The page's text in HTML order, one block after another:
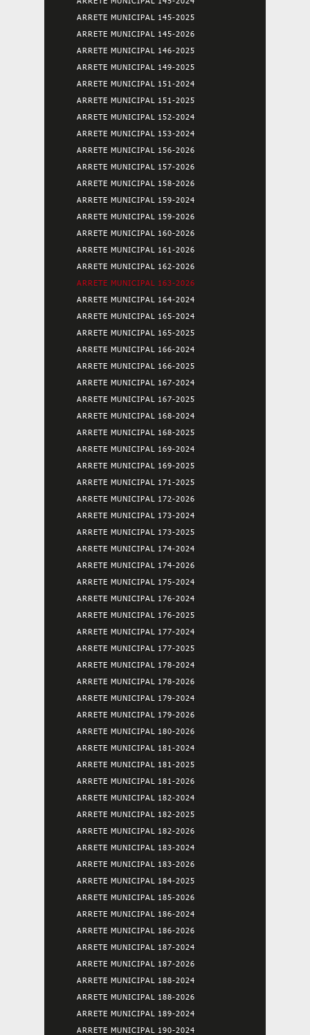
ARRETE MUNICIPAL 145-2025
ARRETE MUNICIPAL 145-2026
ARRETE MUNICIPAL 146-2025
ARRETE MUNICIPAL 149-2025
ARRETE MUNICIPAL 151-2024
ARRETE MUNICIPAL 151-2025
ARRETE MUNICIPAL 152-2024
ARRETE MUNICIPAL 153-2024
ARRETE MUNICIPAL 156-2026
ARRETE MUNICIPAL 157-2026
ARRETE MUNICIPAL 158-2026
ARRETE MUNICIPAL 159-2024
ARRETE MUNICIPAL 159-2026
ARRETE MUNICIPAL 160-2026
ARRETE MUNICIPAL 161-2026
ARRETE MUNICIPAL 162-2026
ARRETE MUNICIPAL 163-2026
ARRETE MUNICIPAL 164-2024
ARRETE MUNICIPAL 165-2024
ARRETE MUNICIPAL 165-2025
ARRETE MUNICIPAL 166-2024
ARRETE MUNICIPAL 166-2025
ARRETE MUNICIPAL 167-2024
ARRETE MUNICIPAL 167-2025
ARRETE MUNICIPAL 168-2024
ARRETE MUNICIPAL 168-2025
ARRETE MUNICIPAL 169-2024
ARRETE MUNICIPAL 169-2025
ARRETE MUNICIPAL 171-2025
ARRETE MUNICIPAL 172-2026
ARRETE MUNICIPAL 173-2024
ARRETE MUNICIPAL 173-2025
ARRETE MUNICIPAL 174-2024
ARRETE MUNICIPAL 174-2026
ARRETE MUNICIPAL 175-2024
ARRETE MUNICIPAL 176-2024
ARRETE MUNICIPAL 176-2025
ARRETE MUNICIPAL 177-2024
ARRETE MUNICIPAL 177-2025
ARRETE MUNICIPAL 178-2024
ARRETE MUNICIPAL 178-2026
ARRETE MUNICIPAL 179-2024
ARRETE MUNICIPAL 179-2026
ARRETE MUNICIPAL 180-2026
ARRETE MUNICIPAL 181-2024
ARRETE MUNICIPAL 181-2025
ARRETE MUNICIPAL 181-2026
ARRETE MUNICIPAL 182-2024
ARRETE MUNICIPAL 182-2025
ARRETE MUNICIPAL 182-2026
ARRETE MUNICIPAL 183-2024
ARRETE MUNICIPAL 183-2026
ARRETE MUNICIPAL 184-2025
ARRETE MUNICIPAL 185-2026
ARRETE MUNICIPAL 186-2024
ARRETE MUNICIPAL 186-2026
ARRETE MUNICIPAL 187-2024
ARRETE MUNICIPAL 187-2026
ARRETE MUNICIPAL 188-2024
ARRETE MUNICIPAL 188-2026
ARRETE MUNICIPAL 189-2024
ARRETE MUNICIPAL 190-2024